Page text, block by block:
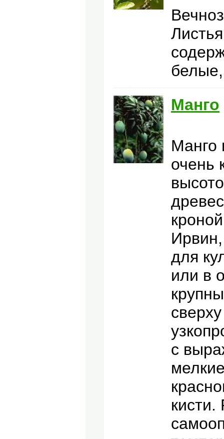
Манго
Манго
очень
для
или в
с